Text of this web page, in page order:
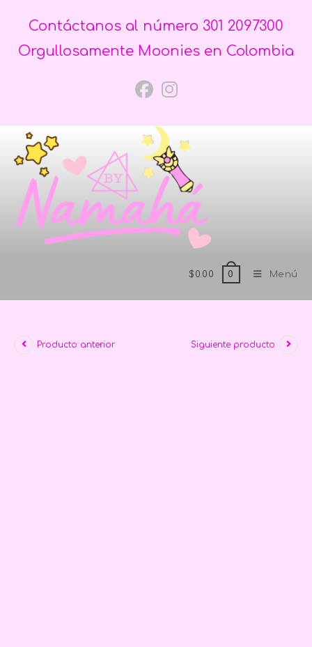
Contáctanos al número 301 2097300
Orgullosamente Moonies en Colombia
$ 0.00 0 Menú
Producto anterior Siguiente producto